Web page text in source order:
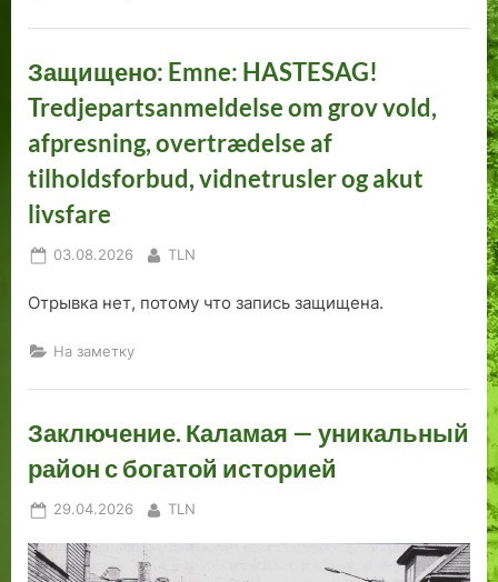
Защищено: Emne: HASTESAG!
Tredjepartsanmeldelse om grov vold,
afpresning, overtrædelse af
tilholdsforbud, vidnetrusler og akut
livsfare
Posted
03.08.2026 By
TLN
Отрывка нет, потому что запись защищена.
На заметку
Заключение. Каламая — уникальный
район с богатой историей
Posted
29.04.2026 By
TLN